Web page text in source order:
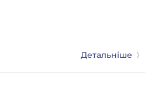
Детальніше